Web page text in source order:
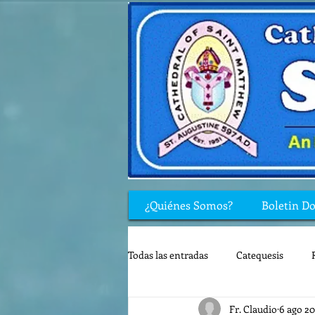
¿Quiénes Somos? Boletin
Todas las entradas Catequesis
Rincón de los niños Biblia
Fr. Claudio 6 ago